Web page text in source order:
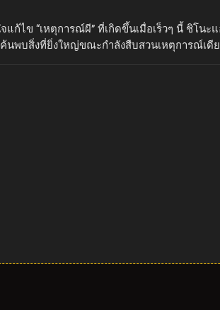
ก้ไข “เหตุการณ์ผี” ที่เกิดขึ้นเมื่อเร็วๆ นี้ ชิโ
นพบสิ่งที่ยิ่งใหญ่ขณะกำลังสืบสวนเหตุการณ์เดี